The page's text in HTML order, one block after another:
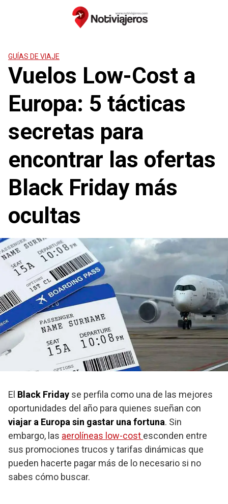
GUÍAS DE VIAJE
Vuelos Low-Cost a
Europa: 5 tácticas
secretas para
encontrar las ofertas
Black Friday más
ocultas
El Black Friday se perfila como una de las mejores
oportunidades del año para quienes sueñan con
viajar a Europa sin gastar una fortuna. Sin
embargo, las aerolíneas low-cost esconden entre
sus promociones trucos y tarifas dinámicas que
pueden hacerte pagar más de lo necesario si no
sabes cómo buscar.